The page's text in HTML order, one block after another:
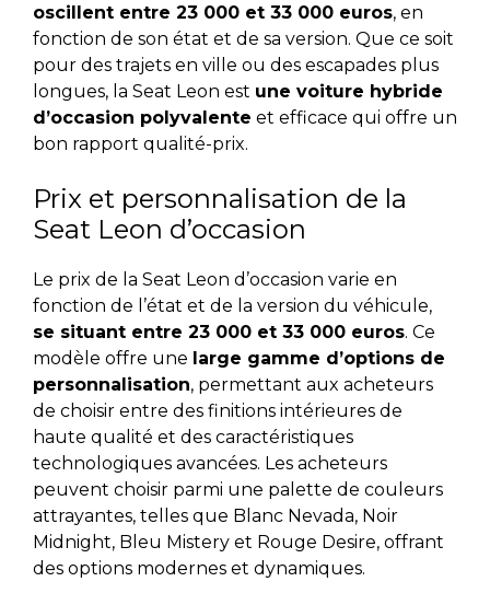
oscillent entre 23 000 et 33 000 euros, en
fonction de son état et de sa version. Que ce soit
pour des trajets en ville ou des escapades plus
longues, la Seat Leon est une voiture hybride
d’occasion polyvalente et efficace qui offre un
bon rapport qualité-prix.
Prix et personnalisation de la
Seat Leon d’occasion
Le prix de la Seat Leon d’occasion varie en
fonction de l’état et de la version du véhicule,
se situant entre 23 000 et 33 000 euros. Ce
modèle offre une large gamme d’options de
personnalisation, permettant aux acheteurs
de choisir entre des finitions intérieures de
haute qualité et des caractéristiques
technologiques avancées. Les acheteurs
peuvent choisir parmi une palette de couleurs
attrayantes, telles que Blanc Nevada, Noir
Midnight, Bleu Mistery et Rouge Desire, offrant
des options modernes et dynamiques.